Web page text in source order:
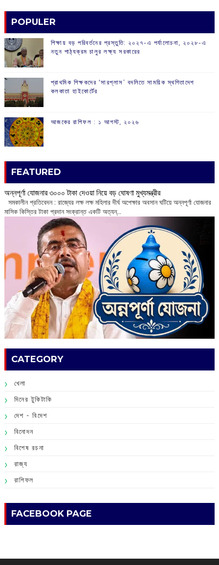
POPULER
শিক্ষায় বড় পরিবর্তনের প্রস্তুতি: ২০২৭-এ পর্যালোচনা, ২০২৮-এ
নতুন পাঠ্যক্রম চালুর লক্ষ্য সরকারের
প্রাথমিক শিক্ষকদের ‘সারপ্লাস’ বদলিতে সাময়িক স্থগিতাদেশ
কলকাতা হাইকোর্টের
আজকের রাশিফল :‌ ‌‌১ আগস্ট, ২০২৬
FEATURED
অন্নপূর্ণা যোজনার ৩০০০ টাকা দেওয়া নিয়ে বড় ঘোষণা মুখ্যমন্ত্রীর
সমকালীন প্রতিবেদন : রাজ্যের লক্ষ লক্ষ মহিলার দীর্ঘ অপেক্ষার অবসান ঘটিয়ে অন্নপূর্ণা যোজনার
মাসিক কিস্তির টাকা প্রদান সংক্রান্ত একটি অত্যন্...
CATEGORY
খেলা
দিনের টুকিটাকি
দেশ - বিদেশ
বিনোদন
বিশেষ রচনা
রাজ্য
রাশিফল
FACEBOOK PAGE